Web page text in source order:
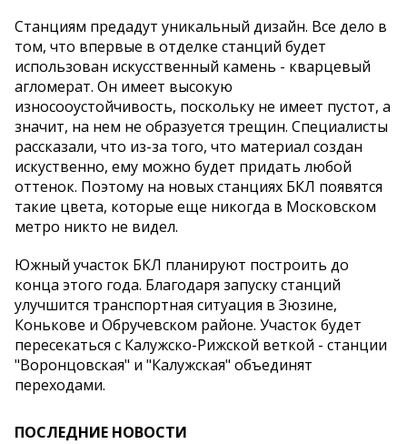
Станциям предадут уникальный дизайн. Все дело в
том, что впервые в отделке станций будет
использован искусственный камень - кварцевый
агломерат. Он имеет высокую
износооустойчивость, поскольку не имеет пустот, а
значит, на нем не образуется трещин. Специалисты
рассказали, что из-за того, что материал создан
искуственно, ему можно будет придать любой
оттенок. Поэтому на новых станциях БКЛ появятся
такие цвета, которые еще никогда в Московском
метро никто не видел.
Южный участок БКЛ планируют построить до
конца этого года. Благодаря запуску станций
улучшится транспортная ситуация в Зюзине,
Конькове и Обручевском районе. Участок будет
пересекаться с Калужско-Рижской веткой - станции
"Воронцовская" и "Калужская" объединят
переходами.
ПОСЛЕДНИЕ НОВОСТИ